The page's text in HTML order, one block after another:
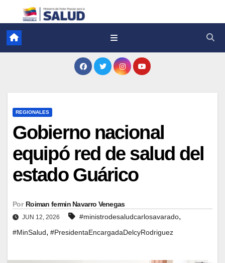
REGIONALES
Gobierno nacional
equipó red de salud del
estado Guárico
Por Roiman fermin Navarro Venegas
JUN 12, 2026 #ministrodesaludcarlosavarado,
#MinSalud, #PresidentaEncargadaDelcyRodriguez